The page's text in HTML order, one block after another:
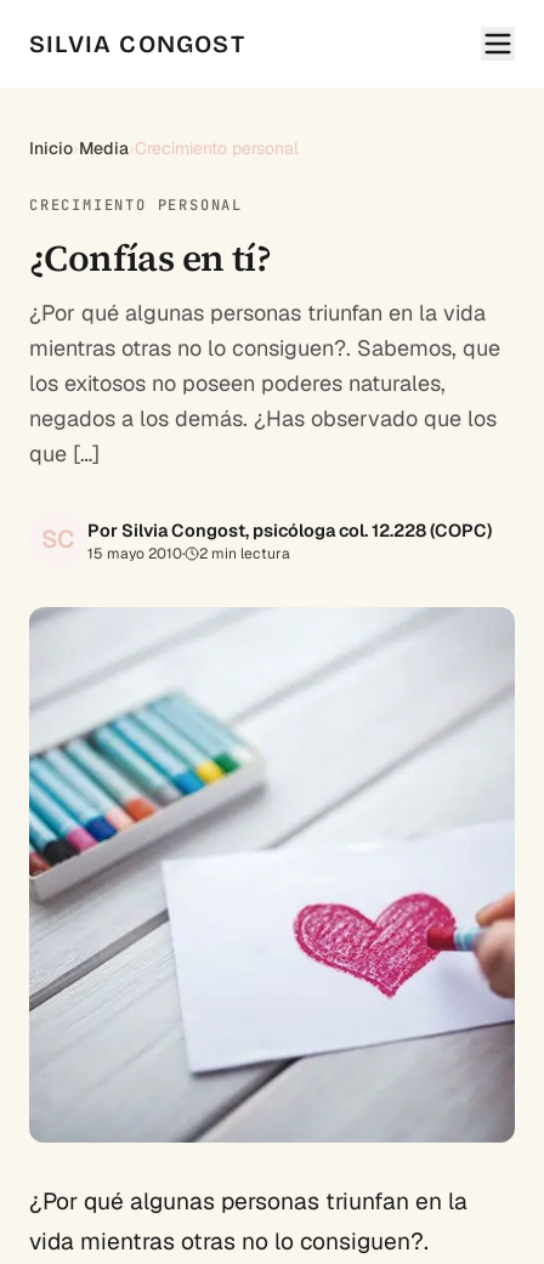
SILVIA CONGOST
Inicio›Media›Crecimiento personal
CRECIMIENTO PERSONAL
¿Confías en tí?
¿Por qué algunas personas triunfan en la vida
mientras otras no lo consiguen?. Sabemos, que
los exitosos no poseen poderes naturales,
negados a los demás. ¿Has observado que los
que […]
SC Por Silvia Congost, psicóloga col. 12.228 (COPC)
15 mayo 2010· 2 min lectura
¿Por qué algunas personas triunfan en la
vida mientras otras no lo consiguen?.